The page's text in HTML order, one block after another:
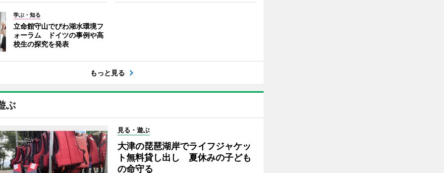
学ぶ・知る
立命館守山でびわ湖水環境フ
ォーラム ドイツの事例や高
校生の探究を発表
もっと見る
ぶ
見る・遊ぶ
大津の琵琶湖岸でライフジャケッ
ト無料貸し出し 夏休みの子ども
の命守る